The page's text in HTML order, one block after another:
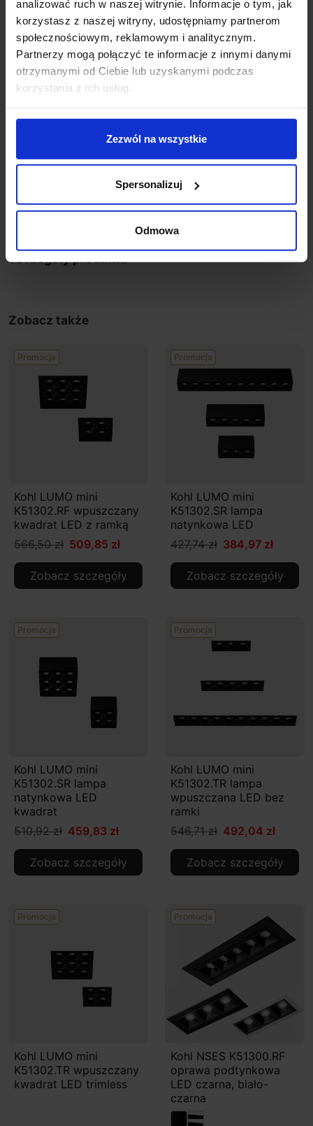
analizować ruch w naszej witrynie. Informacje o tym, jak
korzystasz z naszej witryny, udostępniamy partnerom
społecznościowym, reklamowym i analitycznym.
Partnerzy mogą połączyć te informacje z innymi danymi
otrzymanymi od Ciebie lub uzyskanymi podczas
korzystania z ich usług.
Zezwól na wszystkie
Spersonalizuj
Odmowa
Klasa szczelności: IP20
Materiał: aluminium
Kolor: czarny
Gwarancja: 5 lat
Przewidywany czas świecenia: do 50000 godzin
Producent: Kohl Lighting
Informacje dodatkowe:
Współczynnik oddawania barw CRI > 90
Lampa posiada wbudowany zasilacz
Produkt przygotowywany na indywidualne
typu towar nie podlega zwrotowi
Szczegóły produktu
Zobacz także
Promocja
Kohl LUMO mini
K51302.RF wpuszczany
kwadrat LED z ramką
566,50 zł 509,85 zł
Zobacz szczegóły
Promocja
Kohl LUMO mini
K51302.SR lampa
natynkowa LED
427,74 zł 384,97 zł
Zobacz szczegóły
Promocja
Kohl LUMO mini
K51302.SR lampa
natynkowa LED
kwadrat
510,92 zł 459,83 zł
Zobacz szczegóły
Promocja
Kohl LUMO mini
K51302.TR lampa
wpuszczana LED bez
ramki
546,71 zł 492,04 zł
Zobacz szczegóły
Promocja
Kohl LUMO mini
K51302.TR wpuszczany
kwadrat LED trimless
Promocja
Kohl NSES K51300.RF
oprawa podtynkowa
LED czarna, biało-
czarna